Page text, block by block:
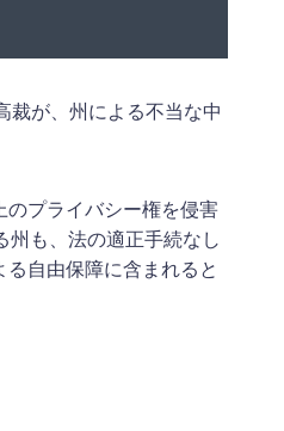
裁が、州による不当な中
のプライバシー権を侵害
州も、法の適正手続なし
自由保障に含まれると